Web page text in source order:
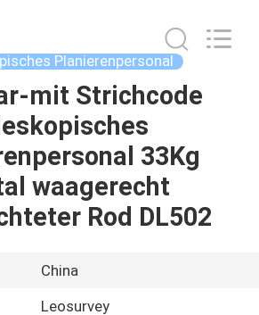
Planierenpersonal
mit Strichcode
33Kg
waagerecht
Rod DL502
China
Leosurvey